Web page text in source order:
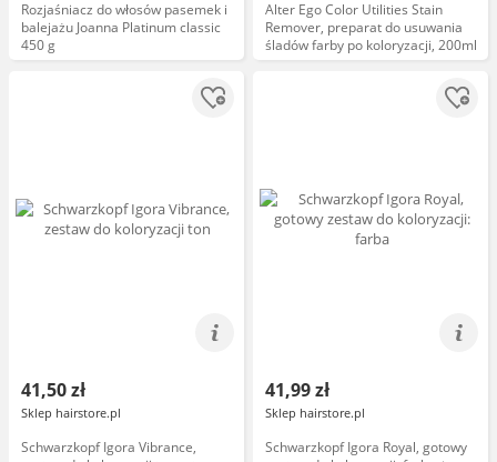
Rozjaśniacz do włosów pasemek i
balejażu Joanna Platinum classic
450 g
Alter Ego Color Utilities Stain
Remover, preparat do usuwania
śladów farby po koloryzacji, 200ml
41,50 zł
Sklep hairstore.pl
Schwarzkopf Igora Vibrance,
41,99 zł
Sklep hairstore.pl
Schwarzkopf Igora Royal, gotowy